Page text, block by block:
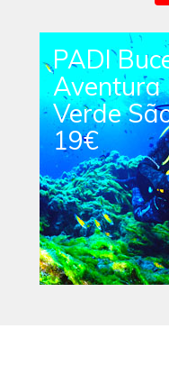
PADI
Aventura
Verde
19€